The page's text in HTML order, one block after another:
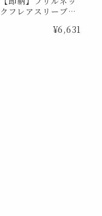
クフレアスリーブシ
¥6,631